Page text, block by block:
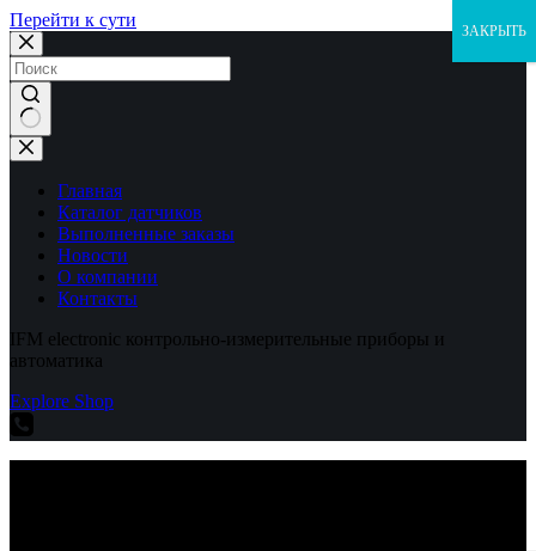
Перейти к сути
Ничего
не
найденоГлавная
Каталог датчиков
Выполненные заказы
Новости
О компании
Контакты
IFM electronic контрольно-измерительные приборы и
автоматика
Explore Shop
ЗАКРЫТЬ